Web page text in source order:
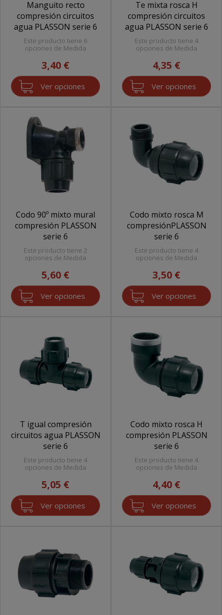
Manguito recto
compresión circuitos
agua PLASSON serie 6
Este producto tiene 6
opciones de Medida
3,40 €
Ver opciones
Te mixta rosca H
compresión circuitos
agua PLASSON serie 6
Este producto tiene 4
opciones de Medida
4,35 €
Ver opciones
Codo 90º mixto mural
compresión PLASSON
serie 6
Este producto tiene 2
opciones de Medida
5,60 €
Ver opciones
Codo mixto rosca M
compresiónPLASSON
serie 6
Este producto tiene 4
opciones de Medida
3,50 €
Ver opciones
T igual compresión
circuitos agua PLASSON
serie 6
Este producto tiene 4
opciones de Medida
5,05 €
Ver opciones
Codo mixto rosca H
compresión PLASSON
serie 6
Este producto tiene 4
opciones de Medida
4,40 €
Ver opciones